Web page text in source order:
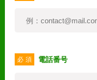
必 須 電話番号